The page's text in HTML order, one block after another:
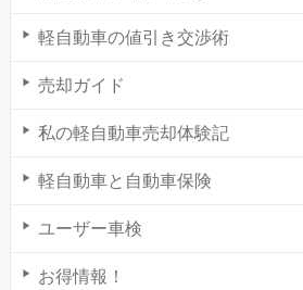
軽自動車の値引き交渉術
売却ガイド
私の軽自動車売却体験記
軽自動車と自動車保険
ユーザー車検
お得情報！